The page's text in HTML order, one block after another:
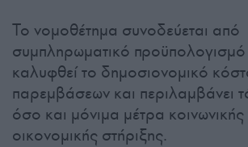
Το νομοθέτημα συνοδεύεται από
συμπληρωματικό
καλυφθεί το δημοσιονομικό
παρεμβάσεων και περιλαμβάνει
όσο και μόνιμα μέτρα κοινωνικής
οικονομικής στήριξης.